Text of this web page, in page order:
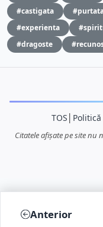
Anterior
#castigata
#experienta
#dragoste
TOS
Citatele afișate pe site nu